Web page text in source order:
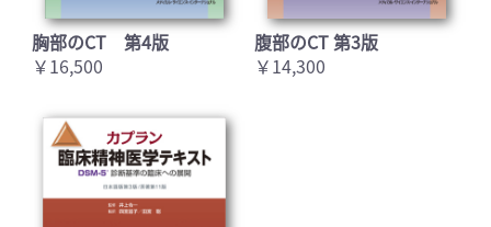
胸部のCT 第4版
￥16,500
腹部のCT 第3版
￥14,300